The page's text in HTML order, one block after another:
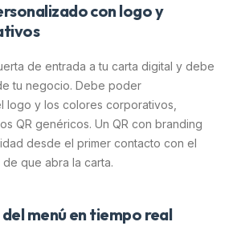
con logo y
de entrada a tu carta digital y debe
tu negocio. Debe poder
logo y los colores corporativos,
QR genéricos. Un QR con branding
desde el primer contacto con el
que abra la carta.
menú en tiempo real